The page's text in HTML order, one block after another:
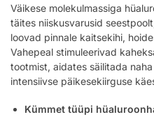
Väikese molekulmassiga
täites niiskusvarusid
loovad pinnale kaitsekihi,
Vahepeal stimuleerivad
tootmist, aidates säilitada
intensiivse päikesekiirguse
Kümmet tüüpi